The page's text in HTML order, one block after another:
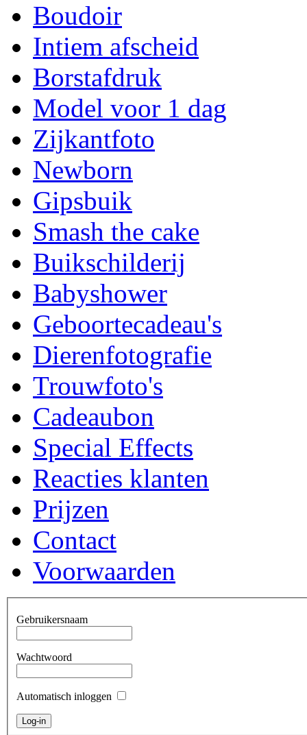
Boudoir
Intiem afscheid
Borstafdruk
Model voor 1 dag
Zijkantfoto
Newborn
Gipsbuik
Smash the cake
Buikschilderij
Babyshower
Geboortecadeau's
Dierenfotografie
Trouwfoto's
Cadeaubon
Special Effects
Reacties klanten
Prijzen
Contact
Voorwaarden
Gebruikersnaam
Wachtwoord
Automatisch inloggen